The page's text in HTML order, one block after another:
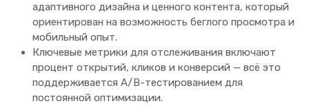
адаптивного дизайна и ценного контента, который
ориентирован на возможность беглого просмотра и
мобильный опыт.
Ключевые метрики для отслеживания включают
процент открытий, кликов и конверсий — всё это
поддерживается A/B-тестированием для
постоянной оптимизации.